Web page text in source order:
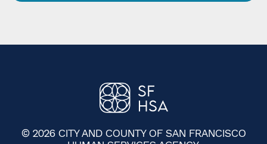
© 2026 CITY AND COUNTY OF SAN FRANCISCO